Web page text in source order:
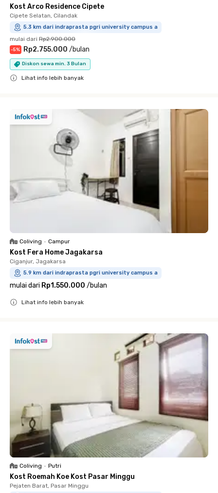
Kost Arco Residence Cipete
Cipete Selatan, Cilandak
5.3 km dari indraprasta pgri university campus a
mulai dari Rp2.900.000
-5% Rp2.755.000 /bulan
Diskon sewa min. 3 Bulan
Lihat info lebih banyak
Coliving • Campur
Kost Fera Home Jagakarsa
Ciganjur, Jagakarsa
5.9 km dari indraprasta pgri university campus a
mulai dari Rp1.550.000 /bulan
Lihat info lebih banyak
Coliving • Putri
Kost Roemah Koe Kost Pasar Minggu
Pejaten Barat, Pasar Minggu